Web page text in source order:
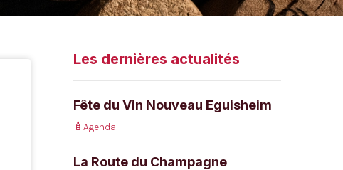
Les dernières actualités
Fête du Vin Nouveau Eguisheim
Agenda
La Route du Champagne